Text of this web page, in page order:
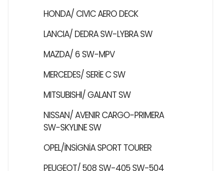
HONDA/ CIVIC AERO DECK
LANCIA/ DEDRA SW-LYBRA SW
MAZDA/ 6 SW-MPV
MERCEDES/ SERİE C SW
MITSUBISHI/ GALANT SW
NISSAN/ AVENIR CARGO-PRIMERA
SW-SKYLINE SW
OPEL/İNSİGNİA SPORT TOURER
PEUGEOT/ 508 SW-405 SW-504